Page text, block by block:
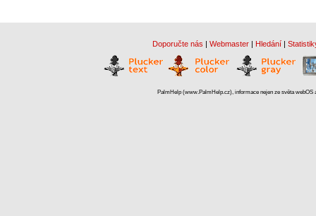
Doporučte nás | Webmaster | Hledání |
PalmHelp (www.PalmHelp.cz), informace nejen ze světa